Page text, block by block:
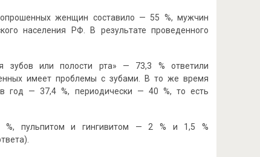
опрошенных женщин составило — 55 %, мужчин
населения РФ. В результате проведенного
зубов или полости рта» — 73,3 % ответили
имеет проблемы с зубами. В то же время
год — 37,4 %, периодически — 40 %, то есть
%, пульпитом и гингивитом — 2 % и 1,5 %